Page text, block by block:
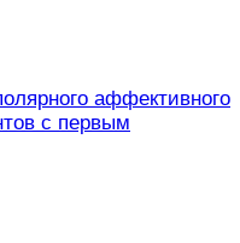
аффективного
с первым